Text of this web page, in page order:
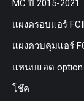
MC ปี 2015-2021
แผงครอบแอร์
แผงควบคุมแอร์
แหนบแอด option
โช๊ค